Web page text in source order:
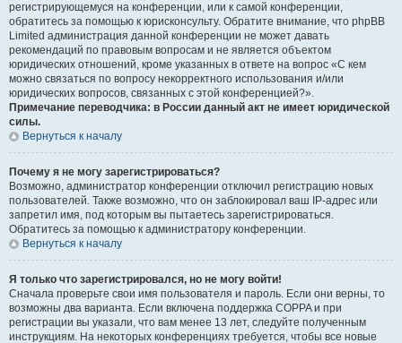
регистрирующемуся на конференции, или к самой конференции,
обратитесь за помощью к юрисконсульту. Обратите внимание, что phpBB
Limited администрация данной конференции не может давать
рекомендаций по правовым вопросам и не является объектом
юридических отношений, кроме указанных в ответе на вопрос «С кем
можно связаться по вопросу некорректного использования и/или
юридических вопросов, связанных с этой конференцией?».
Примечание переводчика: в России данный акт не имеет юридической
силы.
Вернуться к началу
Почему я не могу зарегистрироваться?
Возможно, администратор конференции отключил регистрацию новых
пользователей. Также возможно, что он заблокировал ваш IP-адрес или
запретил имя, под которым вы пытаетесь зарегистрироваться.
Обратитесь за помощью к администратору конференции.
Вернуться к началу
Я только что зарегистрировался, но не могу войти!
Сначала проверьте свои имя пользователя и пароль. Если они верны, то
возможны два варианта. Если включена поддержка COPPA и при
регистрации вы указали, что вам менее 13 лет, следуйте полученным
инструкциям. На некоторых конференциях требуется, чтобы все новые